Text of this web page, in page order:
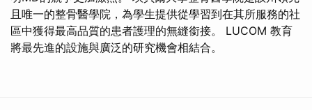
且唯一的整骨醫學院，為學生提供從學習到在其所服務的社
區中獲得最高品質的患者護理的無縫銜接。 LUCOM 教育
將最先進的設施與廣泛的研究機會相結合。